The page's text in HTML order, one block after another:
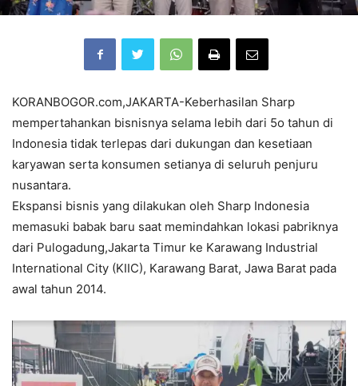
KORANBOGOR.com,JAKARTA-Keberhasilan Sharp
mempertahankan bisnisnya selama lebih dari 5o tahun di
Indonesia tidak terlepas dari dukungan dan kesetiaan
karyawan serta konsumen setianya di seluruh penjuru
nusantara.
Ekspansi bisnis yang dilakukan oleh Sharp Indonesia
memasuki babak baru saat memindahkan lokasi pabriknya
dari Pulogadung,Jakarta Timur ke Karawang Industrial
International City (KIIC), Karawang Barat, Jawa Barat pada
awal tahun 2014.